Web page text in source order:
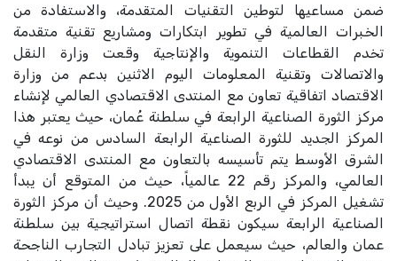
ضمن مساعيها لتوطين التقنيات المتقدمة، والاستفادة من
الخبرات العالمية في تطوير ابتكارات ومشاريع تقنية متقدمة
تخدم القطاعات التنموية والإنتاجية وقعت وزارة النقل
والاتصالات وتقنية المعلومات اليوم الاثنين بدعم من وزارة
الاقتصاد اتفاقية تعاون مع المنتدى الاقتصادي العالمي لإنشاء
مركز الثورة الصناعية الرابعة في سلطنة عُمان، حيث يعتبر هذا
المركز الجديد للثورة الصناعية الرابعة السادس من نوعه في
الشرق الأوسط يتم تأسيسه بالتعاون مع المنتدى الاقتصادي
العالمي، والمركز رقم 22 عالمياً، حيث من المتوقع أن يبدأ
تشغيل المركز في الربع الأول من 2025. وحيث أن مركز الثورة
الصناعية الرابعة سيكون نقطة اتصال استراتيجية بين سلطنة
عمان والعالم، حيث سيعمل على تعزيز تبادل التجارب الناجحة